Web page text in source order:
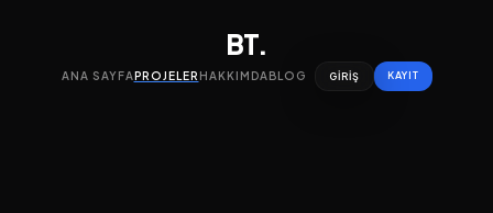
BT.
ANA SAYFAPROJELER HAKKIMDABLOG GIRIŞ KAYIT